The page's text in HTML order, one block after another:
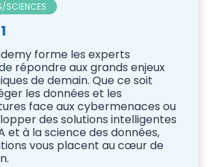
SCIENCES
forme les experts
répondre aux grands enjeux
de demain. Que ce soit
les données et les
face aux cybermenaces ou
des solutions intelligentes
et à la science des données,
vous placent au cœur de